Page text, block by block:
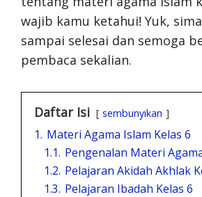
wajib kamu ketahui! Yuk,
sampai selesai dan semoga
pembaca sekalian.
Daftar Isi sembunyikan
1. Materi Agama Islam Kelas 6
1.1. Pengenalan Materi
1.2. Pelajaran Akidah Akhlak
1.3. Pelajaran Ibadah Kelas 6